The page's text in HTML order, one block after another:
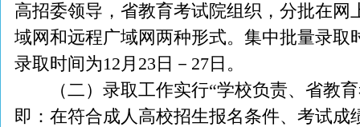
高招委领导，省教育考试院组织，分批在网
域网和远程广域网两种形式。集中批量录取
录取时间为12月23日－27日。
（二）录取工作实行“学校负责、省教育
即：在符合成人高校招生报名条件、考试成